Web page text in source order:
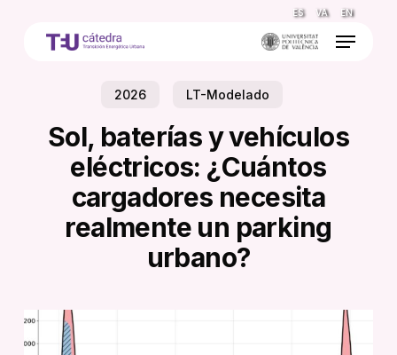
ES VA EN
Menu
2026 LT-Modelado
Sol, baterías y vehículos
eléctricos: ¿Cuántos
cargadores necesita
realmente un parking
urbano?